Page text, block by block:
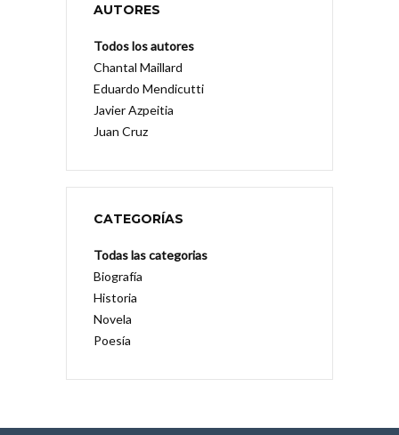
AUTORES
Todos los autores
Chantal Maillard
Eduardo Mendicutti
Javier Azpeitia
Juan Cruz
CATEGORÍAS
Todas las categorias
Biografía
Historia
Novela
Poesía